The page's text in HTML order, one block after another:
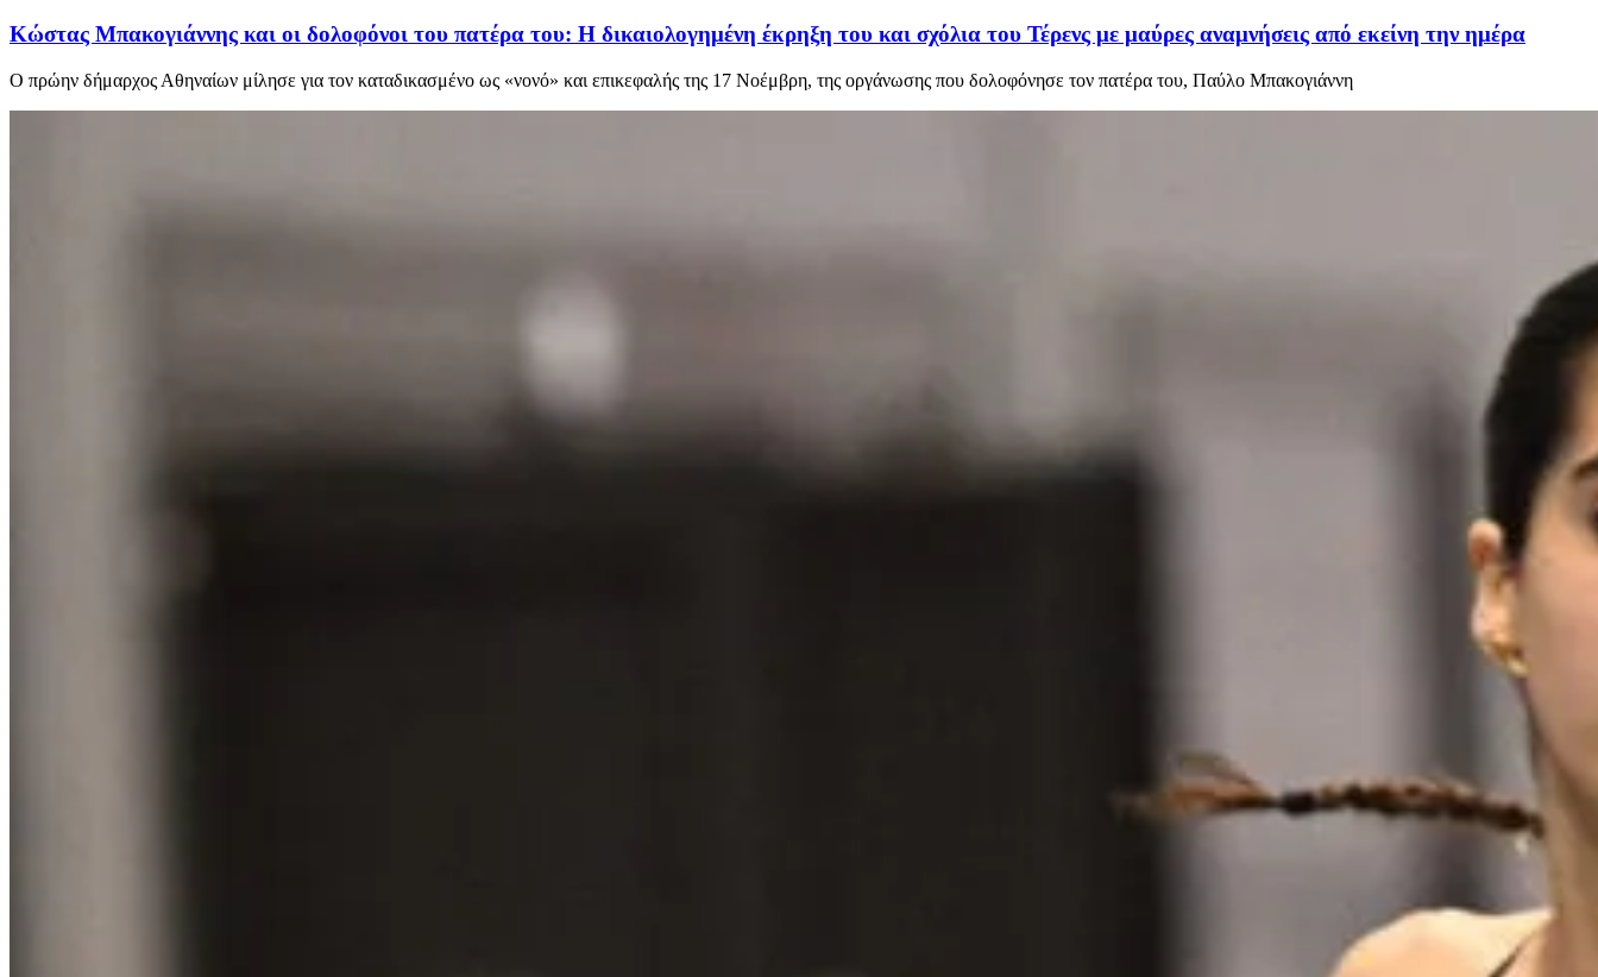
Κώστας Μπακογιάννης και οι δολοφόνοι του πατέρα του: Η δικαιολογημένη έκρηξη του και σχόλια του Τέρενς με μαύρες αναμνήσεις από εκείνη την ημέρα
Ο πρώην δήμαρχος Αθηναίων μίλησε για τον καταδικασμένο ως «νονό» και επικεφαλής της 17 Νοέμβρη, της οργάνωσης που δολοφόνησε τον πατέρα του, Παύλο Μπακογιάννη